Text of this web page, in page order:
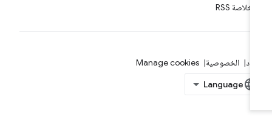
خلاصة RSS
الخصوصية Manage cookies